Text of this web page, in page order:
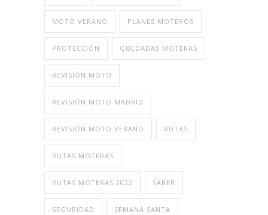
MOTO VERANO PLANES MOTEROS
PROTECCIÓN QUEDADAS MOTERAS
REVISIÓN MOTO
REVISIÓN MOTO MADRID
REVISIÓN MOTO VERANO RUTAS
RUTAS MOTERAS
RUTAS MOTERAS 2022 SABER
SEGURIDAD SEMANA SANTA